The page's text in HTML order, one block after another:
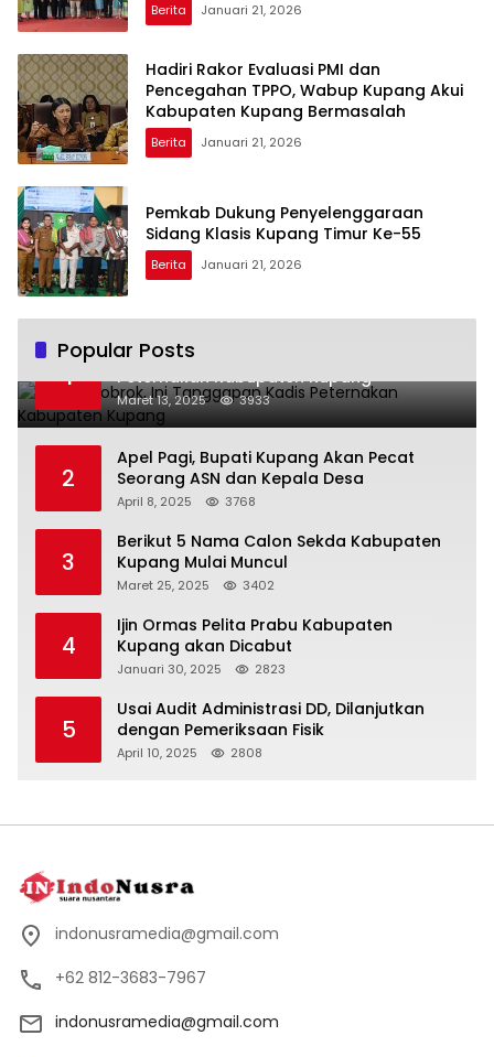
Berita Januari 21, 2026
Hadiri Rakor Evaluasi PMI dan
Pencegahan TPPO, Wabup Kupang Akui
Kabupaten Kupang Bermasalah
Berita Januari 21, 2026
Pemkab Dukung Penyelenggaraan
Sidang Klasis Kupang Timur Ke-55
Berita Januari 21, 2026
Popular Posts
1
Dikatai Bobrok, Ini Tanggapan Kadis
Peternakan Kabupaten Kupang
Maret 13, 2025 3933
2
Apel Pagi, Bupati Kupang Akan Pecat
Seorang ASN dan Kepala Desa
April 8, 2025 3768
3
Berikut 5 Nama Calon Sekda Kabupaten
Kupang Mulai Muncul
Maret 25, 2025 3402
4
Ijin Ormas Pelita Prabu Kabupaten
Kupang akan Dicabut
Januari 30, 2025 2823
5
Usai Audit Administrasi DD, Dilanjutkan
dengan Pemeriksaan Fisik
April 10, 2025 2808
indonusramedia@gmail.com
+62 812-3683-7967
indonusramedia@gmail.com